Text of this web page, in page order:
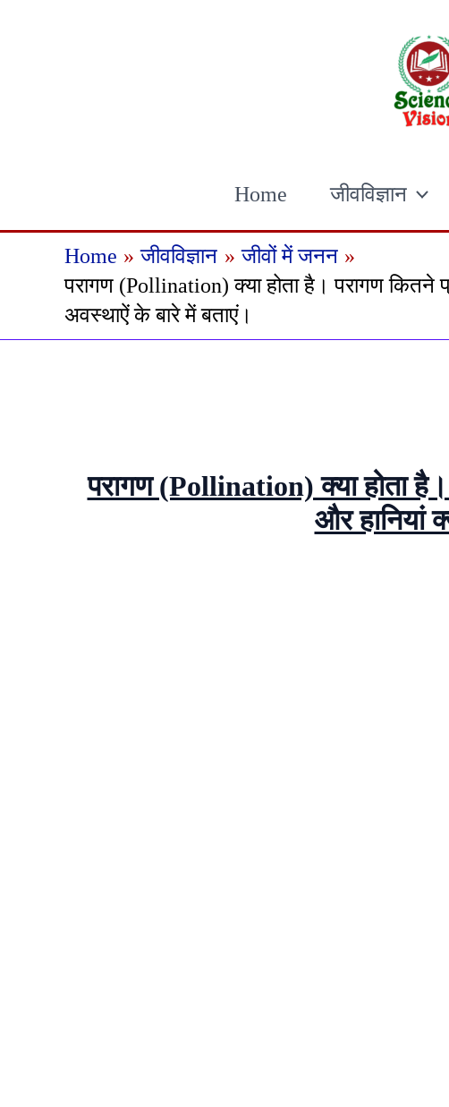
Home जीवविज्ञान
Home जीवविज्ञान
जीवों में जनन
परागण (Pollination) क्या होता है। परागण कितने
अवस्थाऐं के बारे में बताएं।
परागण (Pollination) क्या होता
और हानियां